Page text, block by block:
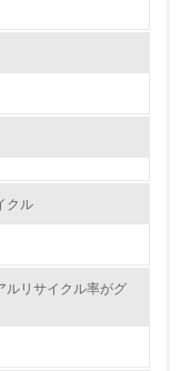
している
の活動に活
クル
ルリサイクル率がグ